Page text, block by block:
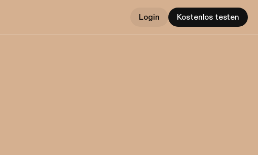
Login Kostenlos testen